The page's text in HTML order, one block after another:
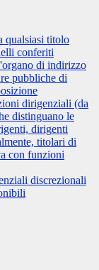
qualsiasi titolo
conferiti
di indirizzo
pubbliche di
dirigenziali (da
distinguano le
dirigenti
titolari di
con funzioni
discrezionali